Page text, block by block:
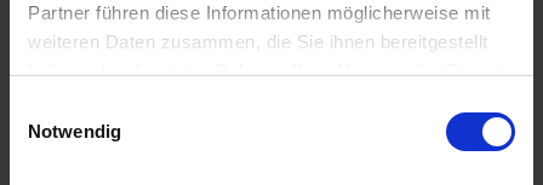
Partner führen diese Informationen möglicherweise mit
weiteren Daten zusammen, die Sie ihnen bereitgestellt
haben oder die sie im Rahmen Ihrer Nutzung der Dienste
Notwendig
Auf Lager